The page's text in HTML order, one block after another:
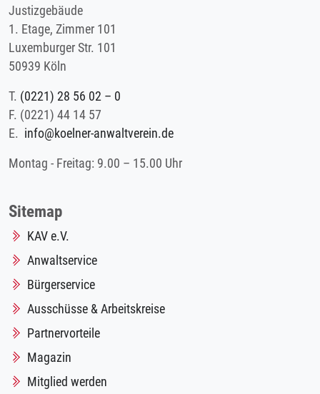
Justizgebäude
1. Etage, Zimmer 101
Luxemburger Str. 101
50939 Köln
T. (0221) 28 56 02 – 0
F. (0221) 44 14 57
E. info@koelner-anwaltverein.de
Montag - Freitag: 9.00 – 15.00 Uhr
Sitemap
KAV e.V.
Anwaltservice
Bürgerservice
Ausschüsse & Arbeitskreise
Partnervorteile
Magazin
Mitglied werden